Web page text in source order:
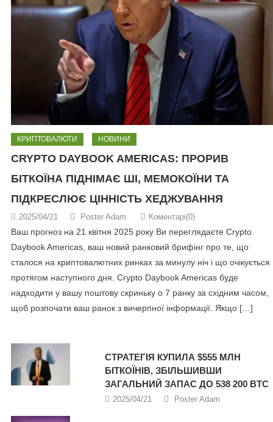
КРИПТОВАЛЮТИ НОВИНИ
CRYPTO DAYBOOK AMERICAS: ПРОРИВ
БІТКОЇНА ПІДНІМАЄ ШІ, МЕМОКОЇНИ ТА
ПІДКРЕСЛЮЄ ЦІННІСТЬ ХЕДЖУВАННЯ
2025/04/21 Poster Adam Коментарі(0)
Ваш прогноз на 21 квітня 2025 року Ви переглядаєте Crypto
Daybook Americas, ваш новий ранковий брифінг про те, що
сталося на криптовалютних ринках за минулу ніч і що очікується
протягом наступного дня. Crypto Daybook Americas буде
надходити у вашу поштову скриньку о 7 ранку за східним часом,
щоб розпочати ваш ранок з вичерпної інформації. Якщо […]
СТРАТЕГІЯ КУПИЛА $555 МЛН
БІТКОЇНІВ, ЗБІЛЬШИВШИ
ЗАГАЛЬНИЙ ЗАПАС ДО 538 200 BTC
2025/04/21 Poster Adam